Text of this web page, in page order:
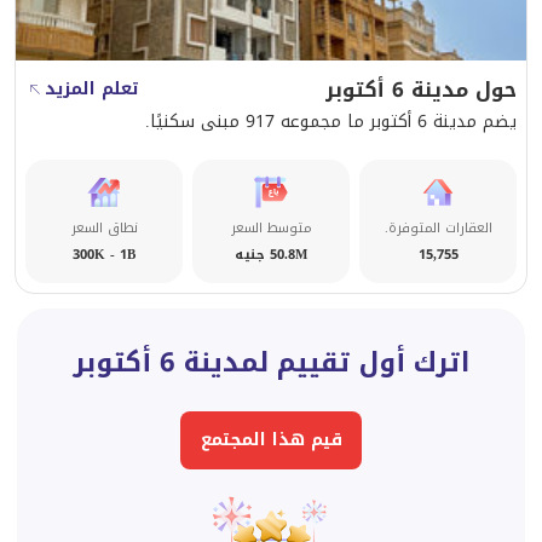
حول مدينة 6 أكتوبر
تعلم المزيد
يضم مدينة 6 أكتوبر ما مجموعه 917 مبنى سكنيًا.
العقارات المتوفرة.
15,755
متوسط السعر
50.8M جنيه
نطاق السعر
300K - 1B
اترك أول تقييم لمدينة 6 أكتوبر
قيم هذا المجتمع